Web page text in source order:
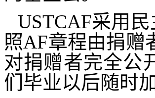
USTCAF采用
照AF章程由捐赠
对捐赠者完全公
们毕业以后随时